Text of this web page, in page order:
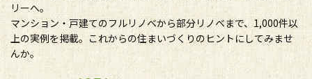
リーへ。
マンション・戸建てのフルリノベから部分リノベまで、1,000件以
上の実例を掲載。これからの住まいづくりのヒントにしてみませ
んか。